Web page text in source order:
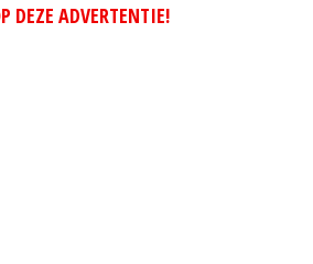
DEZE ADVERTENTIE!